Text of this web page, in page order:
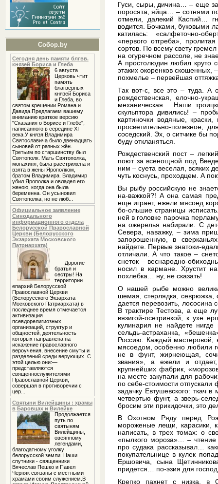
Собор.by
Сегодня день памяти блгвв.
князей Бориса и Глеба
6 августа
Церковь чтит
память
благверных
князей Бориса
и Глеба, во
святом крещении Романа и
Давида.Предлагаем вашему
вниманию краткое версию
"Сказания о Борисе и Глебе",
написанного в середине XI
века.У князя Владимира
Святославича было двенадцать
сыновей от разных жён.
Третьим по старшинству был
Святополк. Мать Святополка,
монахиня, была расстрижена и
взята в жены Ярополком,
братом Владимира. Владимир
убил Ярополка и овладел его
женою, когда она была
беременна. Он усыновил
Святополка, но не люб...
Официальное заявление
Синодального
информационного отдела
Белорусской Православной
Церкви (Белорусского
Экзархата Московского
Патриархата)
Дорогие
братья и
сестры! На
территории
епархий Белорусской
Православной Церкви
(Белорусского Экзархата
Московского Патриархата) в
последнее время отмечается
активизация
псевдорелигиозных
организаций, структур и
общностей, деятельность
которых направлена на
искажение православного
вероучения, внесение смуты и
разделений среди верующих. С
этой целью они:—
представляются
священнослужителями
Православной Церкви,
совершая в противоречии с
цер...
Святыни Вилейщины : храмы
в Баровцах и Вилейке
Продолжается
путь по
святыням
Вилейщины,
овеянному
легендами,
благодатному уголку
белорусской земли. Наши
спутники - священники
Вячеслав Пешко и Павел
Черняк связаны с местными
храмами своим служением.В
Гуси, сыры, дичина… – еще
поросята, яйца… – сотнями
отмели, далекий Каспий…
водится. Бочками, буковыми
катилась: «салфеточно-
«первого отгреба»,
сортов. По всему свету
на огуречном рассоле, не
А простолюдин любил круто
этаких окоренков скошенных,
похмелье – первейшая
Так вот-с, все это – туда. А
рождественская, елочно-
механическая… Наши
скульптора дивились! –
картиночки водяные,
просветительно-полезное,
соседский. Эх, о ситчике бы
буду откланяться.
Рождественский пост –
поют за всенощной под
ним – суета веселая, всяких
чуть коснусь, проходцем. А
Вы рыбу российскую не
на-важкой?! А она самая
еще играет, ежели мясоед
бо-ольшие страницы
ней в головке парочка
на ожерелья набирали. С
Севера, наважку, – зима
запорошенную, в
найдете. Первые знатоки-
отличали. А что такое –
снеток – веснародно-
носил в кармане. Хрустит
похлебка… ну, не сказать!
О нашей рыбе можно
шемая, стерлядка, севрюжка,
дается перевозить, лососина
В трактире Тестова, а еще
вязигой-осетринкой, к ухе
кулинария не найдете
сельдь-астраханка,
Россию. Каждый мастеровой,
мясоедом, особенно любили
не в фунт, жирнеющая,
звания», а ежели и
крупнейших фабрик,
на месте закупали для
по себе-стоимости
задачку Евтушевского: ткач
четвертью фунт, а зверь-
бросим эти прикидочки, это
В Охотном Ряду перед
мороженые лещи, карасики,
написать, в трех томах: о
«пылкого мороза»… –
про судака рассказывал…
покупательнице в кулек
Ершовича, сына
придется… по-эзия для
Крепко пахнет с низка, в